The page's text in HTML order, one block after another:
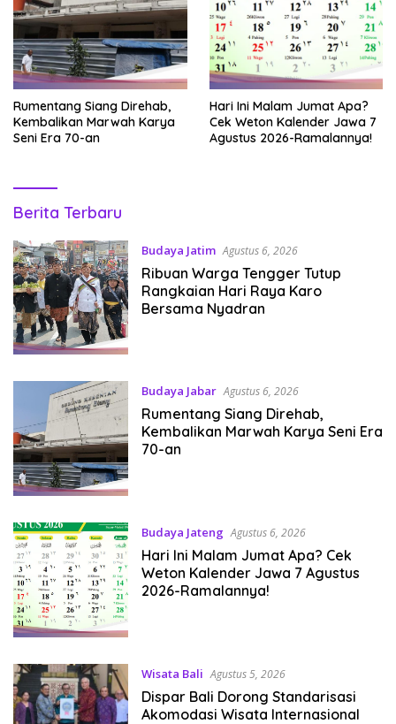
Rumentang Siang Direhab,
Kembalikan Marwah Karya
Seni Era 70-an
Hari Ini Malam Jumat Apa?
Cek Weton Kalender Jawa 7
Agustus 2026-Ramalannya!
Temecula
Berita Terbaru
Budaya Jatim Agustus 6, 2026
Ribuan Warga Tengger Tutup
Rangkaian Hari Raya Karo
Bersama Nyadran
Budaya Jabar Agustus 6, 2026
Rumentang Siang Direhab,
Kembalikan Marwah Karya Seni Era
70-an
Budaya Jateng Agustus 6, 2026
Hari Ini Malam Jumat Apa? Cek
Weton Kalender Jawa 7 Agustus
2026-Ramalannya!
Wisata Bali Agustus 5, 2026
Dispar Bali Dorong Standarisasi
Akomodasi Wisata Internasional